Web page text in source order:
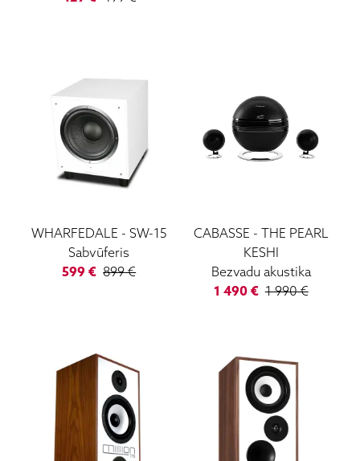
WHARFEDALE - SW-15
Sabvūferis
599 € 899€
CABASSE - THE PEARL
KESHI
Bezvadu akustika
1 490€ 1 990€